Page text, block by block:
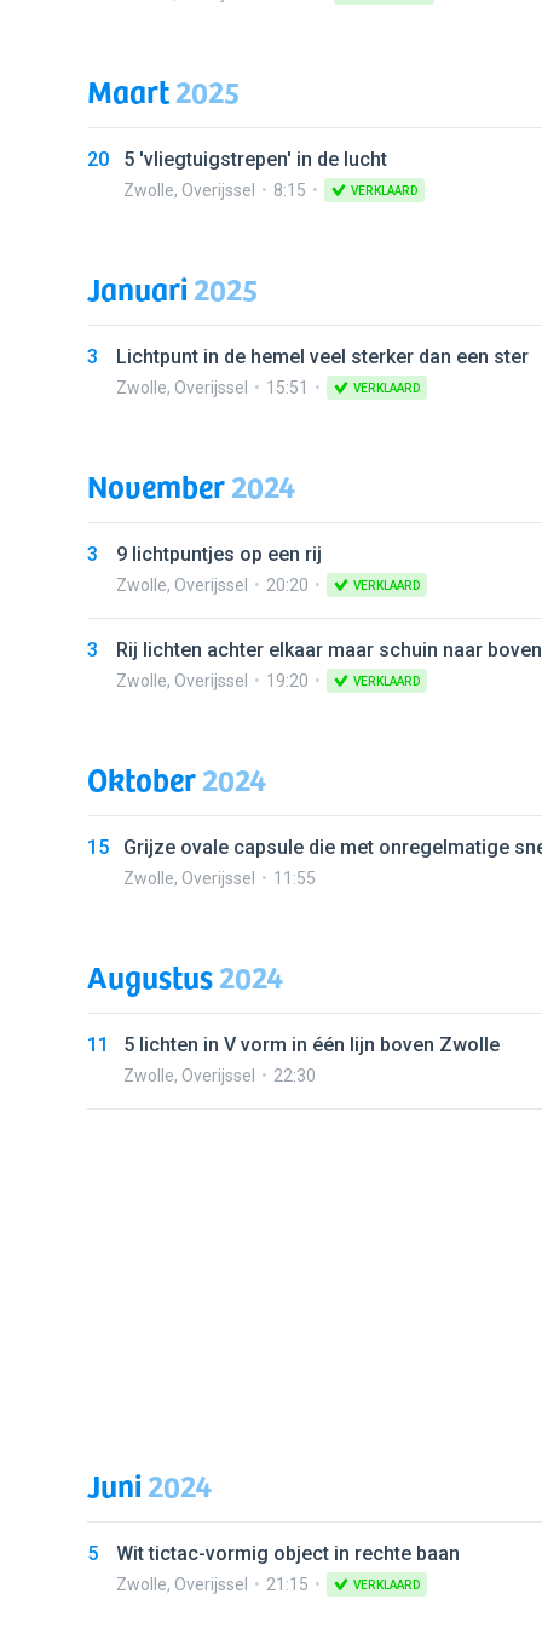
Maart2025
20 5 'vliegtuigstrepen' in de lucht
Zwolle, Overijssel 8:15 VERKLAARD
Januari2025
3 Lichtpunt in de hemel veel sterker dan een ster
Zwolle, Overijssel 15:51 VERKLAARD
November2024
3 9 lichtpuntjes op een rij
Zwolle, Overijssel 20:20 VERKLAARD
3 Rij lichten achter elkaar maar schuin naar boven
Zwolle, Overijssel 19:20 VERKLAARD
Oktober2024
15 Grijze ovale capsule die met onregelmatige
Zwolle, Overijssel 11:55
Augustus2024
11 5 lichten in V vorm in één lijn boven Zwolle
Zwolle, Overijssel 22:30
Juni2024
5 Wit tictac-vormig object in rechte baan
Zwolle, Overijssel 21:15 VERKLAARD